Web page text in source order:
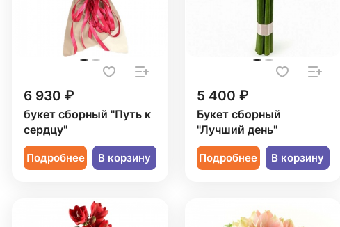
6 930 ₽
букет сборный "Путь к
сердцу"
Подробнее В корзину
5 400 ₽
Букет сборный
"Лучший день"
Подробнее В корзину